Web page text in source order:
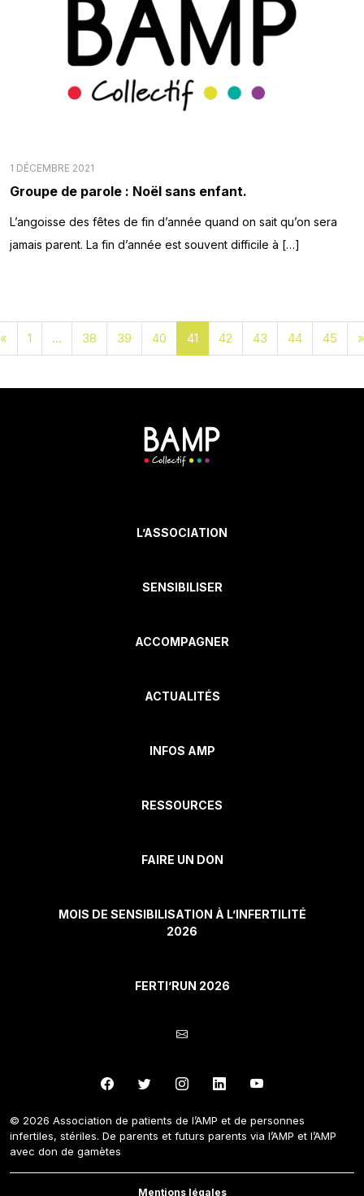
1 DÉCEMBRE 2021
Groupe de parole : Noël sans enfant.
L’angoisse des fêtes de fin d’année quand on sait qu’on sera
jamais parent. La fin d’année est souvent difficile à […]
« 1 … 38 39 40 41 42 43 44 45 »
L’ASSOCIATION
SENSIBILISER
ACCOMPAGNER
ACTUALITÉS
INFOS AMP
RESSOURCES
FAIRE UN DON
MOIS DE SENSIBILISATION À L’INFERTILITÉ
2026
FERTI’RUN 2026
© 2026 Association de patients de l’AMP et de personnes
infertiles, stériles. De parents et futurs parents via l’AMP et l’AMP
avec don de gamètes
Mentions légales